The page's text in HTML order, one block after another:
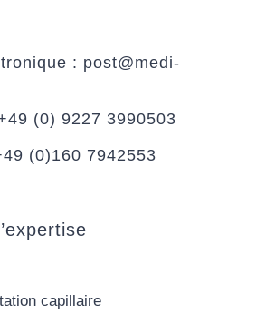
: post@medi-
(0) 9227 3990503
(0)160 7942553
capillaire